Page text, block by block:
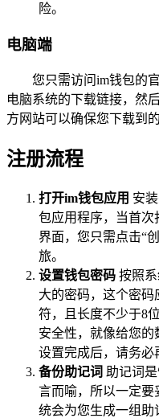
险。
电脑端
您只需访问im钱包的
电脑系统的下载链接，然
方网站可以确保您下载到
注册流程
打开im钱包应用 安
包应用程序，当首次
界面，您只需点击“
旅。
设置钱包密码 按照
大的密码，这个密
符，且长度不少于8
安全性，就像给您的
设置完成后，请务必
备份助记词 助记词
言而喻，所以一定要
统会为您生成一组助